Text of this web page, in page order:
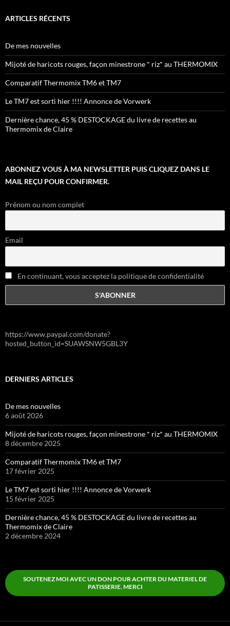
ARTICLES RÉCENTS
De mes nouvelles
Mijoté de haricots rouges, façon minestrone * riz* au THERMOMIX
Comparatif Thermomix TM6 et TM7
Le TM7 est sorti hier !!!! Annonce de Vorwerk
Dernière chance, 45 % DESTOCKAGE du livre de recettes au
Thermomix de Claire
ABONNEZ VOUS À MA NEWSLETTER PUIS CLIQUEZ DANS LE
MAIL REÇU POUR CONFIRMER.
Prénom ou nom complet
Email
En continuant, vous acceptez la politique de confidentialité
https://www.paypal.com/donate?
hosted_button_id=SUAWSNW5GBL3Y
DERNIERS ARTICLES
De mes nouvelles
6 août 2026
Mijoté de haricots rouges, façon minestrone * riz* au THERMOMIX
8 décembre 2025
Comparatif Thermomix TM6 et TM7
17 février 2025
Le TM7 est sorti hier !!!! Annonce de Vorwerk
15 février 2025
Dernière chance, 45 % DESTOCKAGE du livre de recettes au
Thermomix de Claire
2 décembre 2024
SOUTENEZ MOI AVEC UN DON POUR ACHTER DU MATERIEL DE
PATISSERIE. MERCI